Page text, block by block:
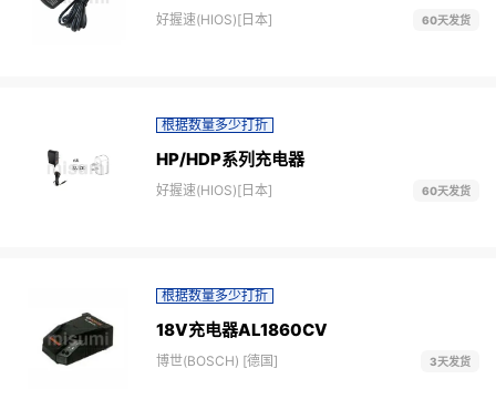
好握速(HIOS)[日本] 60天发货
根据数量多少打折
HP/HDP系列充电器
好握速(HIOS)[日本] 60天发货
根据数量多少打折
18V充电器AL1860CV
博世(BOSCH) [德国] 3天发货